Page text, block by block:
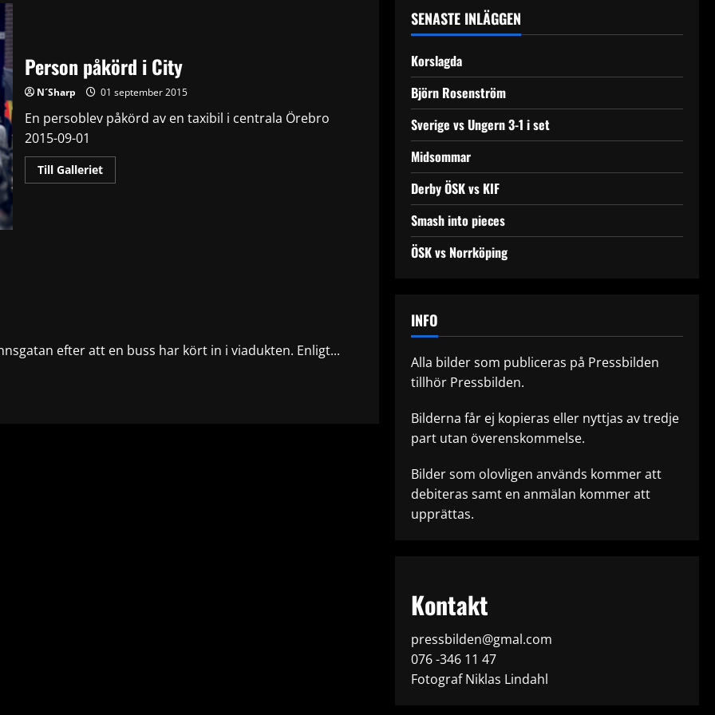
Person påkörd i City
N´Sharp 01 september 2015
En persoblev påkörd av en taxibil i centrala Örebro
2015-09-01
Till GallerietRead
more
efter att en buss har kört in i viadukten. Enligt...
SENASTE INLÄGGEN
Korslagda
Björn Rosenström
Sverige vs Ungern 3-1 i set
Midsommar
Derby ÖSK vs KIF
Smash into pieces
ÖSK vs Norrköping
INFO
Alla bilder som publiceras på Pressbilden
tillhör Pressbilden.
Bilderna får ej kopieras eller nyttjas av tredje
part utan överenskommelse.
Bilder som olovligen används kommer att
debiteras samt en anmälan kommer att
upprättas.
Kontakt
pressbilden@gmal.com
076 -346 11 47
Fotograf Niklas Lindahl